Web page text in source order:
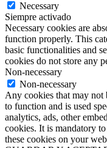
Necessary
Siempre activado
Necessary cookies are
function properly. This
basic functionalities and
cookies do not store any
Non-necessary
Non-necessary
Any cookies that may not
to function and is used
analytics, ads, other
cookies. It is mandatory
these cookies on your